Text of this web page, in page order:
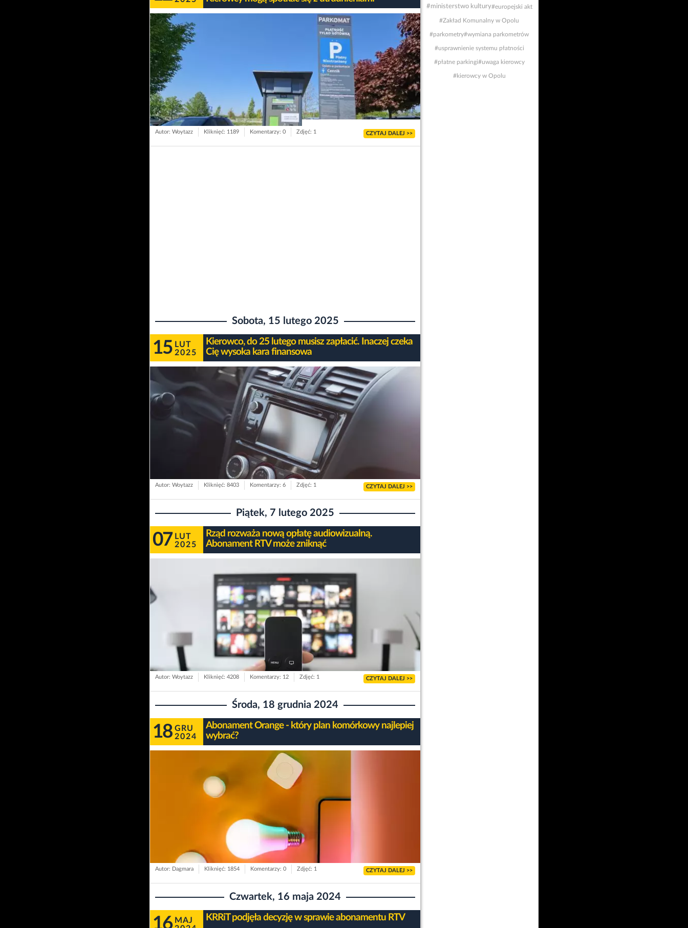
Autor: Woytazz Kliknięć: 1189 Komentarzy: 0 Zdjęć: 1 CZYTAJ DALEJ >>
Sobota, 15 lutego 2025
15 LUT
2025
Kierowco, do 25 lutego musisz zapłacić. Inaczej czeka
Cię wysoka kara finansowa
Autor: Woytazz Kliknięć: 8403 Komentarzy: 6 Zdjęć: 1 CZYTAJ DALEJ >>
Piątek, 7 lutego 2025
07 LUT
2025
Rząd rozważa nową opłatę audiowizualną.
Abonament RTV może zniknąć
Autor: Woytazz Kliknięć: 4208 Komentarzy: 12 Zdjęć: 1 CZYTAJ DALEJ >>
Środa, 18 grudnia 2024
18 GRU
2024
Abonament Orange - który plan komórkowy najlepiej
wybrać?
Autor: Dagmara Kliknięć: 1854 Komentarzy: 0 Zdjęć: 1 CZYTAJ DALEJ >>
Czwartek, 16 maja 2024
16 MAJ
KRRiT podjęła decyzję w sprawie abonamentu RTV
#ministerstwo kultury#europejski akt
#Zakład Komunalny w Opolu
#parkometry#wymiana parkometrów
#usprawnienie systemu płatności
#płatne parkingi#uwaga kierowcy
#kierowcy w Opolu